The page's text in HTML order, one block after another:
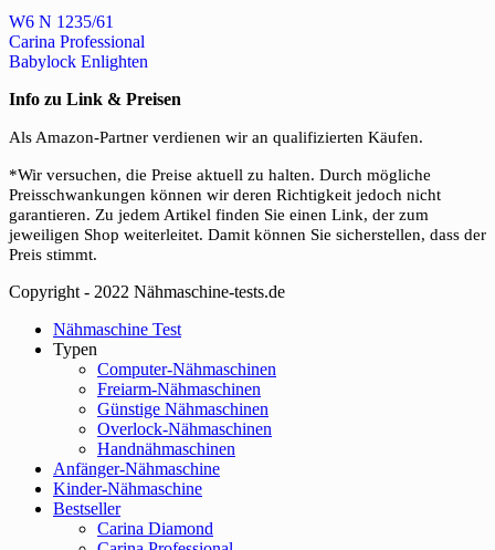
W6 N 1235/61
Carina Professional
Babylock Enlighten
Info zu Link & Preisen
Als Amazon-Partner verdienen wir an qualifizierten Käufen.
*Wir versuchen, die Preise aktuell zu halten. Durch mögliche
Preisschwankungen können wir deren Richtigkeit jedoch nicht
garantieren. Zu jedem Artikel finden Sie einen Link, der zum
jeweiligen Shop weiterleitet. Damit können Sie sicherstellen, dass der
Preis stimmt.
Copyright - 2022 Nähmaschine-tests.de
Close
Menu
Nähmaschine Test
Typen
Computer-Nähmaschinen
Freiarm-Nähmaschinen
Günstige Nähmaschinen
Overlock-Nähmaschinen
Handnähmaschinen
Anfänger-Nähmaschine
Kinder-Nähmaschine
Bestseller
Carina Diamond